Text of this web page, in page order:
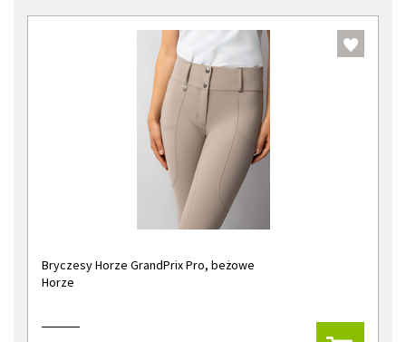
Bryczesy Horze GrandPrix Pro, beżowe
Horze